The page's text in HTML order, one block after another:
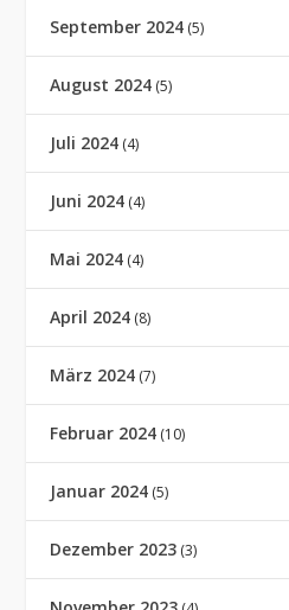
September 2024 (5)
August 2024 (5)
Juli 2024 (4)
Juni 2024 (4)
Mai 2024 (4)
April 2024 (8)
März 2024 (7)
Februar 2024 (10)
Januar 2024 (5)
Dezember 2023 (3)